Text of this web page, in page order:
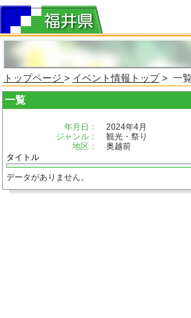
トップページ > イベント情報トップ> 一
一覧
年月日：
2024年4月
ジャンル：
観光・祭り
地区：
奥越前
タイトル
データがありません。